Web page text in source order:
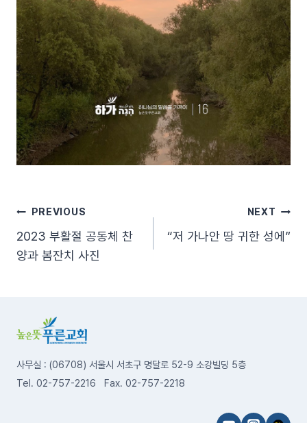
글
탐
PREVIOUS
2023 부활절 공동체 찬
양과 봄잔치 사진
NEXT
“저 가나안 땅 귀한 성에”
사무실 : (06708) 서울시 서초구 명달로 52-9 소강빌딩 5층
Tel. 02-757-2216 Fax. 02-757-2218